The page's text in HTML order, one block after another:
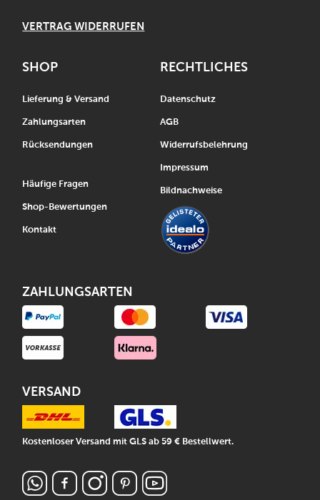
VERTRAG WIDERRUFEN
SHOP
Lieferung & Versand
Zahlungsarten
Rücksendungen
Häufige Fragen
Shop-Bewertungen
Kontakt
RECHTLICHES
Datenschutz
AGB
Widerrufsbelehrung
Impressum
Bildnachweise
ZAHLUNGSARTEN
VERSAND
Kostenloser Versand mit GLS ab 59 € Bestellwert.